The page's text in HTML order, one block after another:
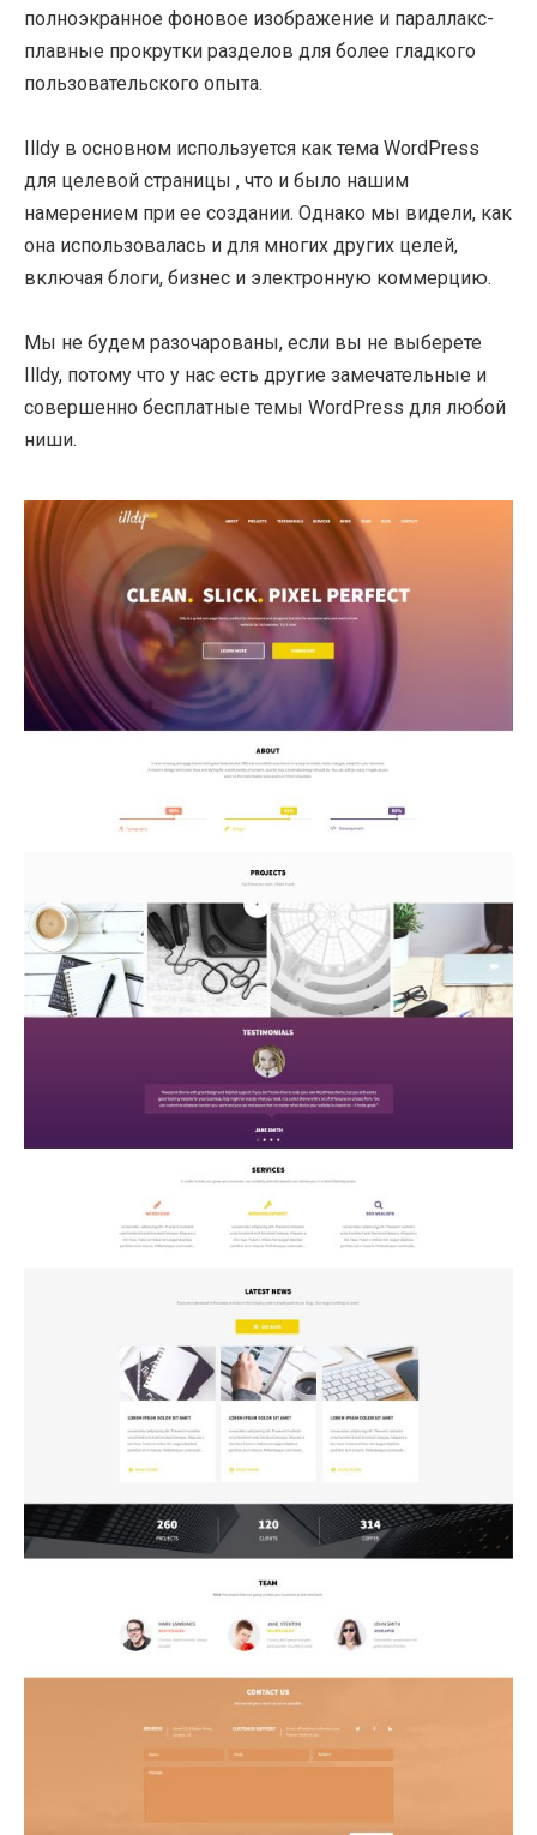
полноэкранное фоновое изображение и параллакс-
плавные прокрутки разделов для более гладкого
пользовательского опыта.
Illdy в основном используется как тема WordPress
для целевой страницы , что и было нашим
намерением при ее создании. Однако мы видели, как
она использовалась и для многих других целей,
включая блоги, бизнес и электронную коммерцию.
Мы не будем разочарованы, если вы не выберете
Illdy, потому что у нас есть другие замечательные и
совершенно бесплатные темы WordPress для любой
ниши.